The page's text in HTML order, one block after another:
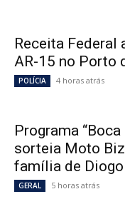
Receita Federal
AR-15 no Porto
POLÍCIA 4 horas atrás
Programa
sorteia Moto
família de
GERAL 5 horas atrás